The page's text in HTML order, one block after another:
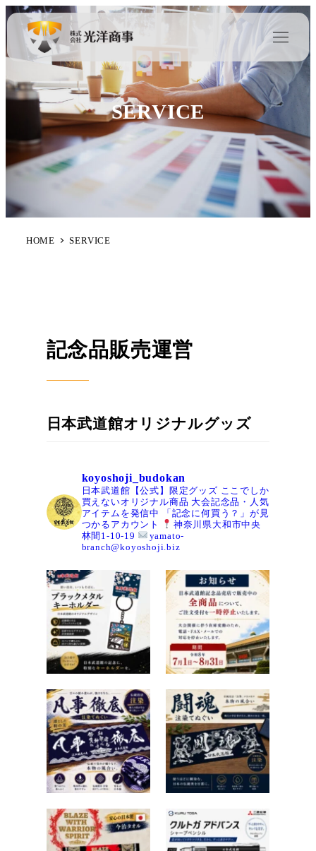
SERVICE
HOME SERVICE
記念品販売運営
日本武道館オリジナルグッズ
koyoshoji_budokan
日本武道館【公式】限定グッズ ここでしか
買えないオリジナル商品 大会記念品・人気
アイテムを発信中
「記念に何買う？」が見
つかるアカウント
神奈川県大和市中央
林間1-10-19
yamato-
branch@koyoshoji.biz